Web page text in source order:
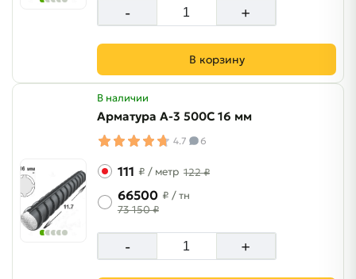
- +
В корзину
В наличии
Арматура A-3 500C 16 мм
4.7 6
111 ₽ / метр 122 ₽
66500 ₽ / тн
73 150 ₽
- +